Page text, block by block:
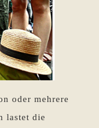
oder mehrere
lastet die